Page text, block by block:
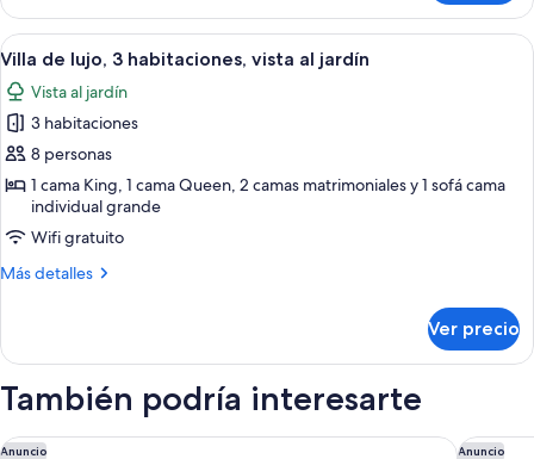
al
océano
de
lujo,
2
habitaciones,
vista
al
océano
Abrir
todas
las
fotos
de
Villa
lujo,
3
al
Un dormitorio moderno con una
4
Villa de lujo, 3 habitaciones, vista al jardín
Vista al jardín
3 habitaciones
8 personas
1 cama King, 1 cama Queen, 2 camas matrimoniales y 1 sofá cama
individual grande
Wifi gratuito
Más detalles
Más
de
vista
Ver precio
También podría interesarte
Anuncio
San Juan Marriott Resort and Stellaris Casino Anuncio
Hyatt